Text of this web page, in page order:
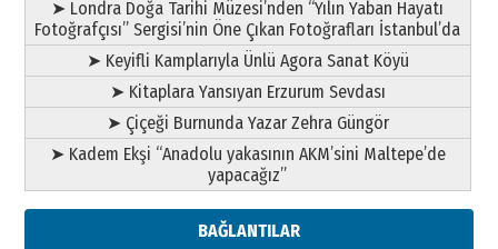
➤ Londra Doğa Tarihi Müzesi’nden “Yılın Yaban Hayatı
Fotoğrafçısı” Sergisi’nin Öne Çıkan Fotoğrafları İstanbul’da
➤ Keyifli Kamplarıyla Ünlü Agora Sanat Köyü
➤ Kitaplara Yansıyan Erzurum Sevdası
➤ Çiçeği Burnunda Yazar Zehra Güngör
➤ Kadem Ekşi “Anadolu yakasının AKM’sini Maltepe’de
yapacağız”
BAĞLANTILAR